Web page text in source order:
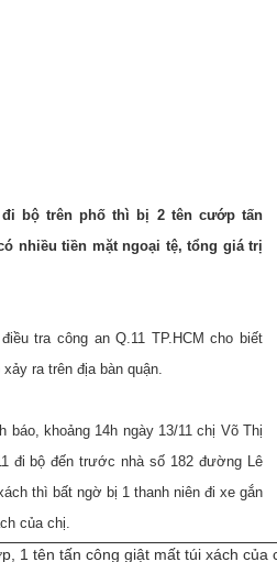
bộ trên phố thì bị 2 tên cướp tấn
nhiều tiền mặt ngoại tệ, tổng giá trị
tra công an Q.11 TP.HCM cho biết
ra trên địa bàn quận.
báo, khoảng 14h ngày 13/11 chị Võ Thị
đi bộ đến trước nhà số 182 đường Lê
thì bất ngờ bị 1 thanh niên đi xe gắn
của chị.